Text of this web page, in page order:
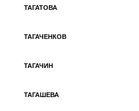
ТАГАТОВА
ТАГАЧЕНКОВ
ТАГАЧИН
ТАГАШЕВА